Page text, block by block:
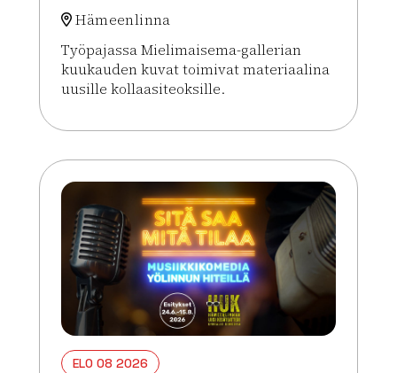
Hämeenlinna
Työpajassa Mielimaisema-gallerian
kuukauden kuvat toimivat materiaalina
uusille kollaasiteoksille.
Lue lisää tapahtumasta Mielimaisemasta
ELO 08 2026